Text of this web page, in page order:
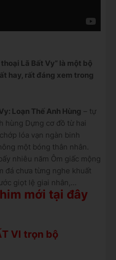
Lã Bất Vy” là một bộ
hay, rất đáng xem trong
Loạn Thế Anh Hùng – tự
hùng Dựng cơ đồ từ hai
lóa vạn ngàn binh
một bóng thân nhân.
nhiêu năm Ôm giấc mộng
đá chưa từng nghe khuất
giọt lệ giai nhân,…
mới tại đây
VI trọn bộ